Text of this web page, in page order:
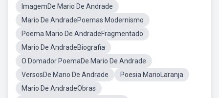
ImagemDe Mario De Andrade
Mario De AndradePoemas Modernismo
Poema Mario De AndradeFragmentado
Mario De AndradeBiografia
O Domador PoemaDe Mario De Andrade
VersosDe Mario De Andrade
Poesia MarioLaranja
Mario De AndradeObras